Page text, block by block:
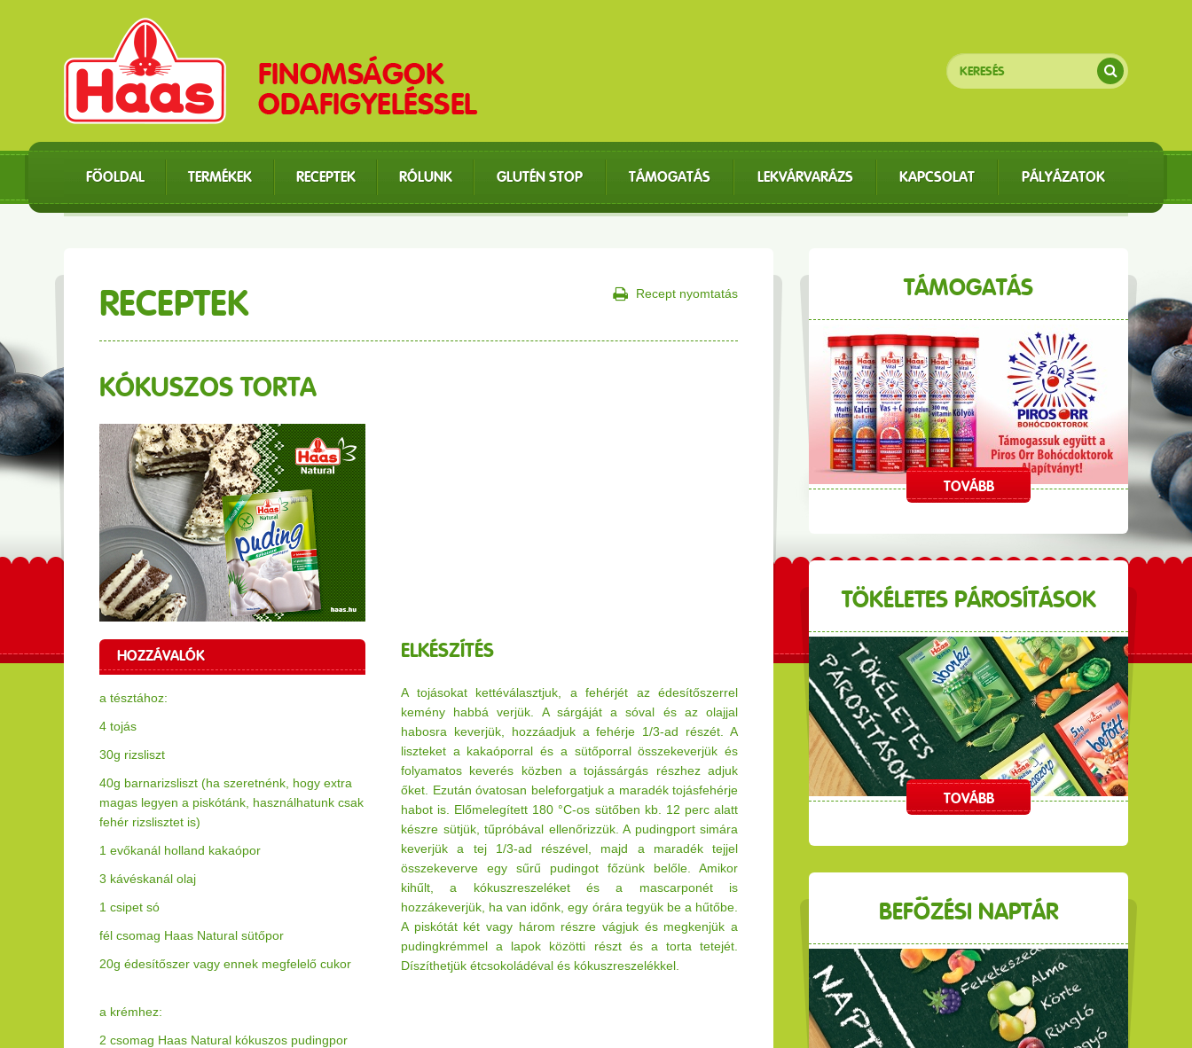
FŐOLDAL TERMÉKEK RECEPTEK RÓLUNK GLUTÉN STOP TÁMOGATÁS LEKVÁRVARÁZS KAPCSOLAT PÁLYÁZATOK
RECEPTEK Recept nyomtatás
KÓKUSZOS TORTA
HOZZÁVALÓK
a tésztához:
4 tojás
30g rizsliszt
40g barnarizsliszt (ha szeretnénk, hogy extra
magas legyen a piskótánk, használhatunk csak
fehér rizslisztet is)
1 evőkanál holland kakaópor
3 kávéskanál olaj
1 csipet só
fél csomag Haas Natural sütőpor
20g édesítőszer vagy ennek megfelelő cukor
a krémhez:
2 csomag Haas Natural kókuszos pudingpor
ELKÉSZÍTÉS
A tojásokat kettéválasztjuk, a fehérjét az édesítőszerrel
kemény habbá verjük. A sárgáját a sóval és az olajjal
habosra keverjük, hozzáadjuk a fehérje 1/3-ad részét. A
liszteket a kakaóporral és a sütőporral összekeverjük és
folyamatos keverés közben a tojássárgás részhez adjuk
őket. Ezután óvatosan beleforgatjuk a maradéktojásfehérje
habot is. Előmelegített 180 °C-os sütőben kb. 12 perc alatt
készre sütjük, tűpróbával ellenőrizzük. A pudingport simára
keverjük a tej 1/3-ad részével, majd a maradék tejjel
összekeverve egy sűrű pudingot főzünk belőle. Amikor
kihűlt, a kókuszreszeléket és a mascarponét is
hozzákeverjük, ha van időnk, egy órára tegyük be a hűtőbe.
A piskótát két vagy három részre vágjuk és megkenjük a
pudingkrémmel a lapok közötti részt és a torta tetejét.
Díszíthetjük étcsokoládéval és kókuszreszelékkel.
TÁMOGATÁS
TOVÁBB
TÖKÉLETES PÁROSÍTÁSOK
TOVÁBB
BEFŐZÉSI NAPTÁR